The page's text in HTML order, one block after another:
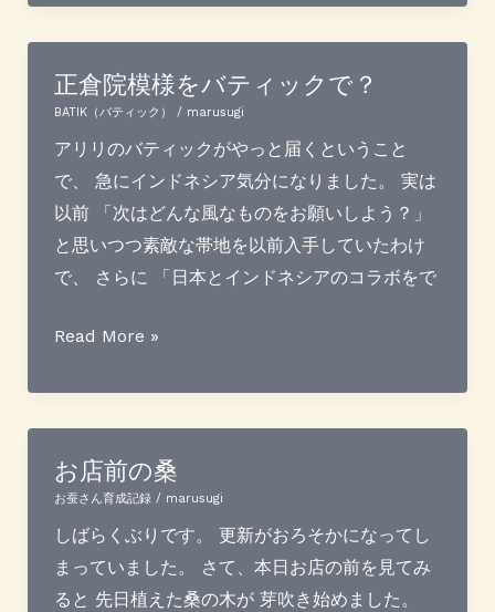
ム
ラ
染
め
生
地
で
服
を
ろ
正倉院模様をバティックで？
BATIK（バティック） / marusugi
アリリのバティックがやっと届くということ
で、 急にインドネシア気分になりました。 実は
以前 「次はどんな風なものをお願いしよう？」
と思いつつ素敵な帯地を以前入手していたわけ
で、 さらに 「日本とインドネシアのコラボをで
正
院
模
様
を
バ
テ
ィ
Read More »
お店前の桑
お蚕さん育成記録/ marusugi
しばらくぶりです。 更新がおろそかになってし
まっていました。 さて、本日お店の前を見てみ
ると 先日植えた桑の木が 芽吹き始めました。